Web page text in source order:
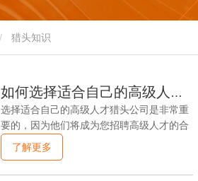
猎头知识
如何选择适合自己的高级人才猎头公司？
选择适合自己的高级人才猎头公司是非常重
要的，因为他们将成为您招聘高级人才的合
作伙伴，为您提供专业的招聘服务。以下是
一些建议，帮助您选择适合自己的高级人才
了解更多